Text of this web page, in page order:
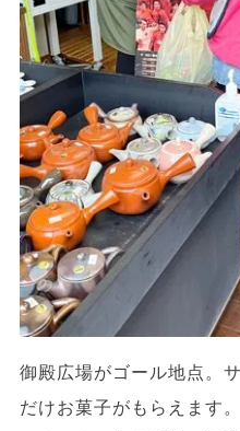
御殿広場がゴール地点。
だけお菓子がもらえます